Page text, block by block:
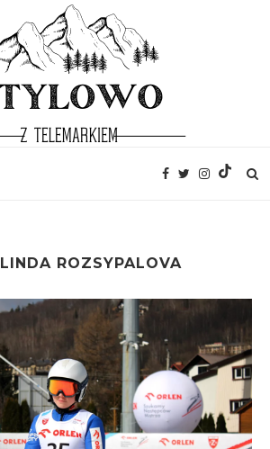
LINDA ROZSYPALOVA